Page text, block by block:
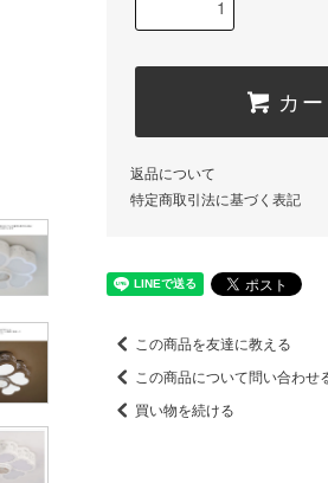
カ
返品について
特定商取引法に基づく表記
この商品を友達に教える
この商品について問い合わせ
買い物を続ける